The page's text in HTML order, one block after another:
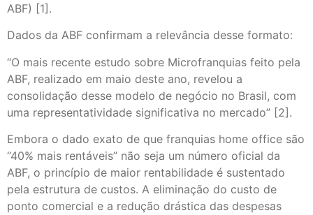
ABF) [1].
Dados da ABF confirmam a relevância desse formato:
“O mais recente estudo sobre Microfranquias feito pela
ABF, realizado em maio deste ano, revelou a
consolidação desse modelo de negócio no Brasil, com
uma representatividade significativa no mercado” [2].
Embora o dado exato de que franquias home office são
“40% mais rentáveis” não seja um número oficial da
ABF, o princípio de maior rentabilidade é sustentado
pela estrutura de custos. A eliminação do custo de
ponto comercial e a redução drástica das despesas